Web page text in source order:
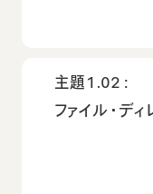
主題1.02：
ファイル・デ